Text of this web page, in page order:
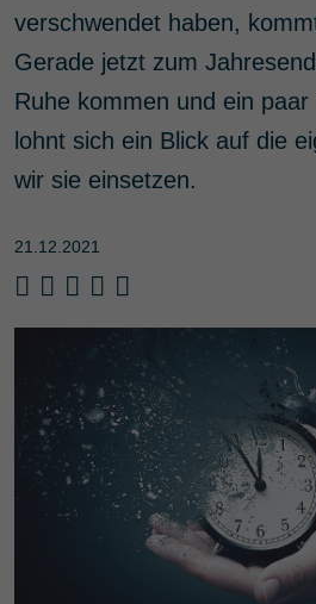
verschwendet haben,
Gerade jetzt zum
Ruhe kommen und ein paar
lohnt sich ein Blick auf die
wir sie einsetzen.
21.12.2021